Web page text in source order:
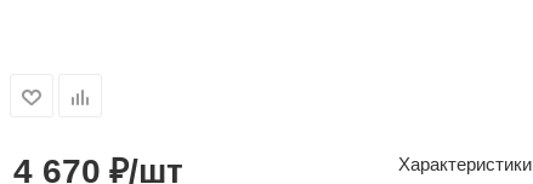
4 670 ₽/шт Характеристики